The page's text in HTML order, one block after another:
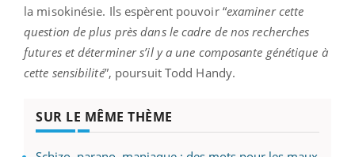
la misokinésie. Ils espèrent pouvoir “examiner cette
question de plus près dans le cadre de nos recherches
futures et déterminer s’il y a une composante génétique à
cette sensibilité”, poursuit Todd Handy.
SUR LE MÊME THÈME